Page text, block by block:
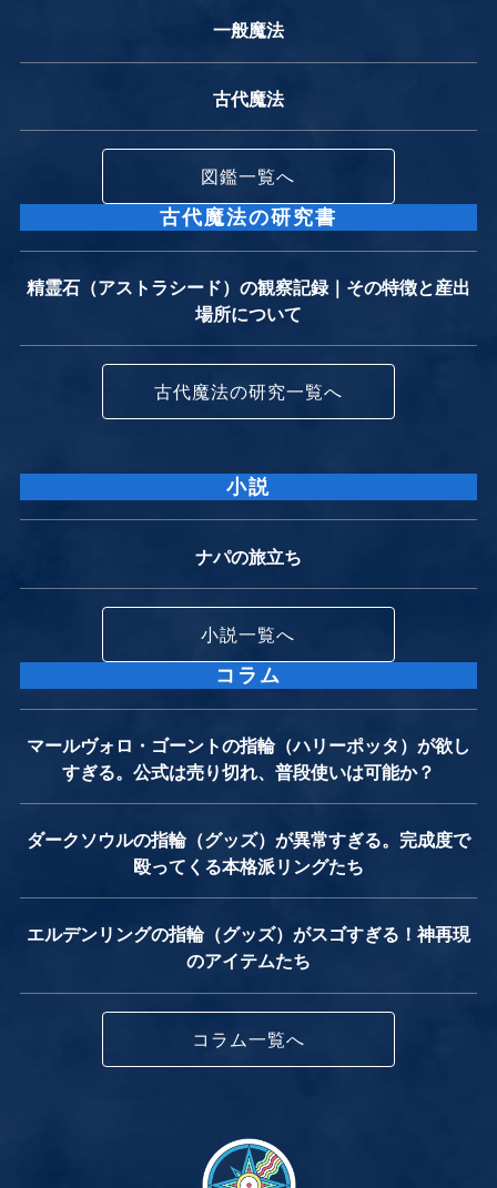
一般魔法
古代魔法
図鑑一覧へ
古代魔法の研究書
精霊石（アストラシード）の観察記録｜その特徴と産出
場所について
古代魔法の研究一覧へ
小説
ナパの旅立ち
小説一覧へ
コラム
マールヴォロ・ゴーントの指輪（ハリーポッタ）が欲し
すぎる。公式は売り切れ、普段使いは可能か？
ダークソウルの指輪（グッズ）が異常すぎる。完成度で
殴ってくる本格派リングたち
エルデンリングの指輪（グッズ）がスゴすぎる！神再現
のアイテムたち
コラム一覧へ